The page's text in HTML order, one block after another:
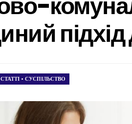
СТАТТІ • СУСПІЛЬСТВО